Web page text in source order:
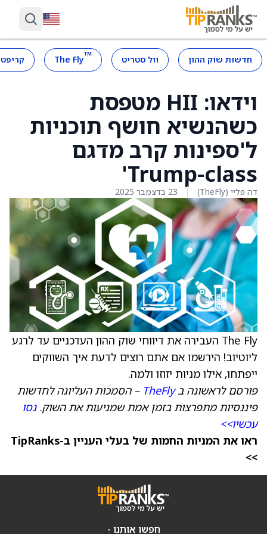
חדשות שוק ההון וול סטריט ™
The Fly
וידאו: HII מטפסת
כשהנשיא חושף תוכניות
ל'ספינות קרב מדגם
Trump-class'
דה פליי (TheFly) 23 בדצמבר 2025
The Fly העבירה את דיווחי שוק ההון העדכניים עד לרגע
ליוטיוב! הירשמו אם אתם רוצים לדעת איך השווקים
ייפתחו, אילו מניות יזוזו ולמה.
פורסם לראשונה בTheFly – הסמכות העליונה לחדשות
פיננסיות מתפרצות בזמן אמת שמניעות את השוק.נסו
עכשיו>>
ראו את המניות החמות של בעלי העניין ב-TipRanks
>>
חפשו אותנו -